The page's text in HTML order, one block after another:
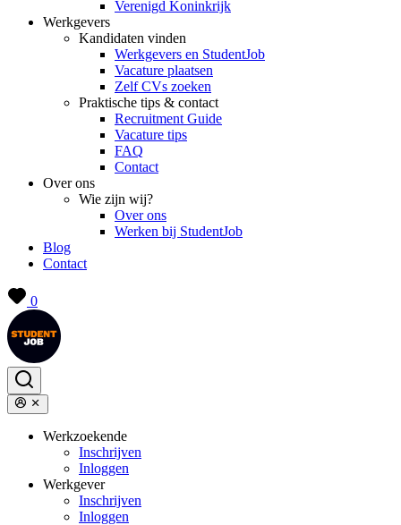
Verenigd Koninkrijk
Werkgevers
Kandidaten vinden
Werkgevers en StudentJob
Vacature plaatsen
Zelf CVs zoeken
Praktische tips & contact
Recruitment Guide
Vacature tips
FAQ
Contact
Over ons
Wie zijn wij?
Over ons
Werken bij StudentJob
Blog
Contact
0
Werkzoekende
Inschrijven
Inloggen
Werkgever
Inschrijven
Inloggen